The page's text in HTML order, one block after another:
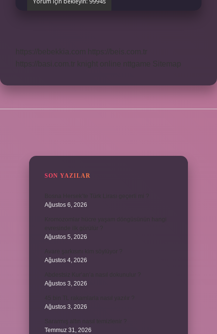
SON YAZILAR
Ağustos 6, 2026
Ağustos 5, 2026
Ağustos 4, 2026
Ağustos 3, 2026
Ağustos 3, 2026
Temmuz 31, 2026